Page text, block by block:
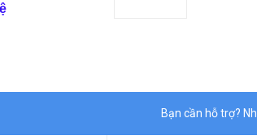
Bạn cần hỗ trợ?